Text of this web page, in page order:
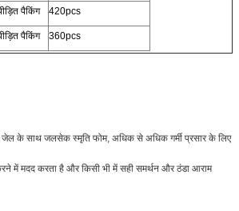
पैकिंग 420pcs
पैकिंग 360pcs
जेल के साथ जलसेक स्मृति फोम, अधिक से अधिक गर्मी प्रसार के लिए
में मदद करता है और किसी भी में सही समर्थन और ठंडा आराम